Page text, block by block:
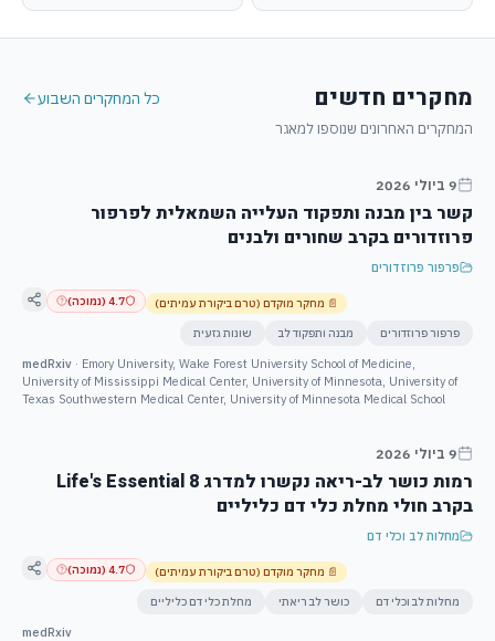
מחקרים חדשים כל המחקרים השבוע
המחקרים האחרונים שנוספו למאגר
9 ביולי 2026
קשר בין מבנה ותפקוד העלייה השמאלית לפרפור
פרוזדורים בקרב שחורים ולבנים
פרפור פרוזדורים
📄 מחקר מוקדם (טרם ביקורת עמיתים) 4.7
(נמוכה)
פרפור פרוזדורים מבנה ותפקוד לב שונות גזעית
medRxiv · Emory University, Wake Forest University School of Medicine,
University of Mississippi Medical Center, University of Minnesota, University of
Texas Southwestern Medical Center, University of Minnesota Medical School
9 ביולי 2026
רמות כושר לב-ריאה נקשרו למדרג Life's Essential 8
בקרב חולי מחלת כלי דם כליליים
מחלות לב וכלי דם
📄 מחקר מוקדם (טרם ביקורת עמיתים) 4.7
(נמוכה)
מחלות לב וכלי דם כושר לב ריאתי מחלת כלי דם כליליים
medRxiv